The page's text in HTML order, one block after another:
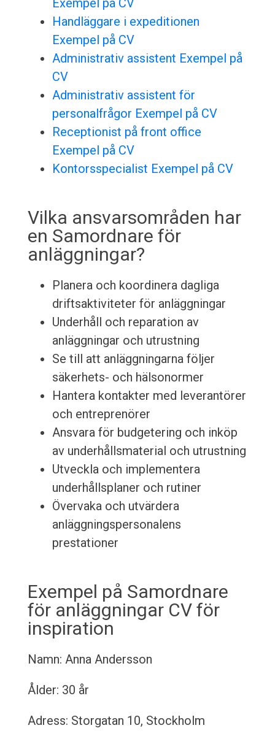
Exempel på CV
Handläggare i expeditionen
Exempel på CV
Administrativ assistent Exempel på
CV
Administrativ assistent för
personalfrågor Exempel på CV
Receptionist på front office
Exempel på CV
Kontorsspecialist Exempel på CV
Vilka ansvarsområden har
en Samordnare för
anläggningar?
Planera och koordinera dagliga
driftsaktiviteter för anläggningar
Underhåll och reparation av
anläggningar och utrustning
Se till att anläggningarna följer
säkerhets- och hälsonormer
Hantera kontakter med leverantörer
och entreprenörer
Ansvara för budgetering och inköp
av underhållsmaterial och utrustning
Utveckla och implementera
underhållsplaner och rutiner
Övervaka och utvärdera
anläggningspersonalens
prestationer
Exempel på Samordnare
för anläggningar CV för
inspiration
Namn: Anna Andersson
Ålder: 30 år
Adress: Storgatan 10, Stockholm